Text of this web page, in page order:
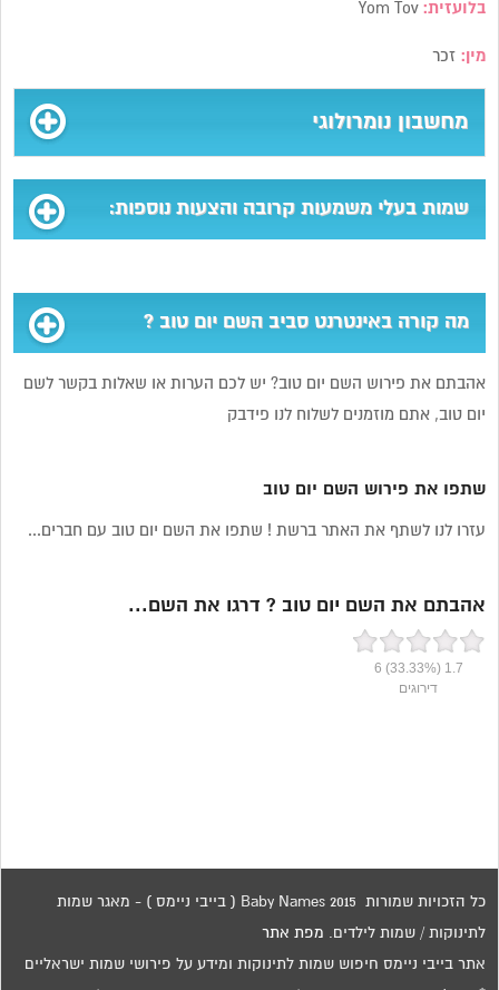
בלועזית: Yom Tov
מין: זכר
מחשבון נומרולוגי
שמות בעלי משמעות קרובה והצעות נוספות:
מה קורה באינטרנט סביב השם יום טוב ?
אהבתם את פירוש השם יום טוב? יש לכם הערות או שאלות בקשר לשם
יום טוב, אתם מוזמנים לשלוח לנו פידבק
שתפו את פירוש השם יום טוב
עזרו לנו לשתף את האתר ברשת ! שתפו את השם יום טוב עם חברים...
אהבתם את השם יום טוב ? דרגו את השם...
1.7
(33.33%)
6
דירוגים
כל הזכויות שמורות 2015 Baby Names ( בייבי ניימס ) - מאגר שמות
לתינוקות / שמות לילדים. מפת אתר
אתר בייבי ניימס חיפוש שמות לתינוקות ומידע על פירושי שמות ישראליים